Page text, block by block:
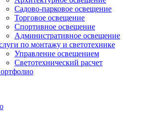
Садово-парковое освещение
Торговое освещение
Спортивное освещение
Административное освещение
по монтажу и светотехнике
Управление освещением
Светотехнический расчет